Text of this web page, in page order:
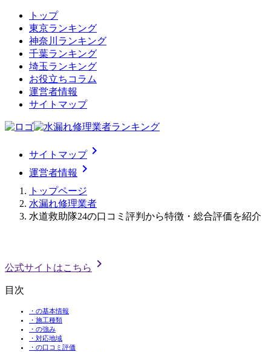
トップ
東京ランキング
神奈川ランキング
千葉ランキング
埼玉ランキング
お役立ちコラム
運営者情報
サイトマップ
サイトマップchevron_right
運営者情報 chevron_right
トップページ
水漏れ修理業者
水道救助隊24の口コミ評判から特徴・総合評価を紹介
公式サイトはこちら chevron_right
目次
・の基本情報
・施工種類
・の強み
・対応地域
・の口コミ評価